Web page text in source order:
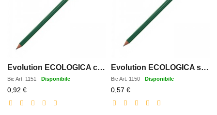
Evolution ECOLOGICA con gomma
Bic Art. 1151 - Disponibile
0,92 €Prezzo
scontato
Evolution ECOLOGICA senza gomma
Bic Art. 1150 - Disponibile
0,57 €Prezzo
scontato